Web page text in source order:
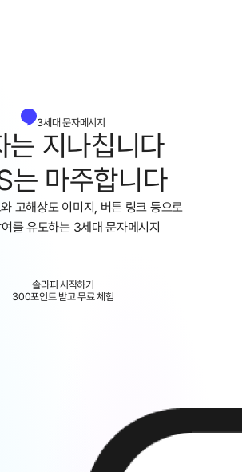
3세대 문자메시지
는 지나칩니다
는 마주합니다
고해상도 이미지, 버튼 링크 등으로
를 유도하는 3세대 문자메시지
솔라피 시작하기
300포인트 받고 무료 체험